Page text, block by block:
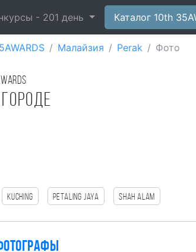
- 201 день Каталог 10th
Малайзия Perak Фото
Kuching Petaling Jaya Shah Alam